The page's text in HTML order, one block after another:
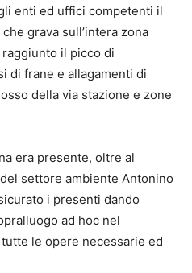
enti ed uffici competenti il
grava sull’intera zona
il picco di
di frane e allagamenti di
della via stazione e zone
era presente, oltre al
settore ambiente Antonino
i presenti dando
ad hoc nel
le opere necessarie ed